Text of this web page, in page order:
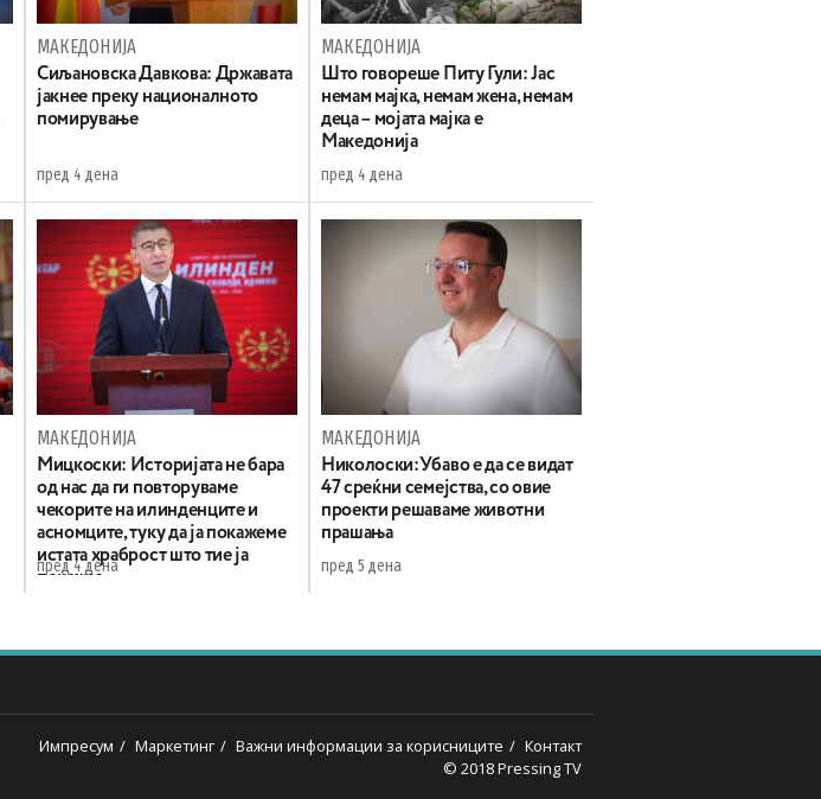
МАКЕДОНИЈА
Сиљановска Давкова: Државата
јакнее преку националното
помирување
пред 4 дена
МАКЕДОНИЈА
Што говореше Питу Гули: Јас
немам мајка, немам жена, немам
деца – мојата мајка е
Македонија
пред 4 дена
МАКЕДОНИЈА
Мицкоски: Историјата не бара
од нас да ги повторуваме
чекорите на илинденците и
асномците, туку да ја покажеме
истата храброст што тие ја
покажаа
пред 4 дена
МАКЕДОНИЈА
Николоски:Убаво е да се видат
47 среќни семејства, со овие
проекти решаваме животни
прашања
пред 5 дена
Импресум Маркетинг Важни информации за корисниците
Контакт
© 2018 Pressing TV